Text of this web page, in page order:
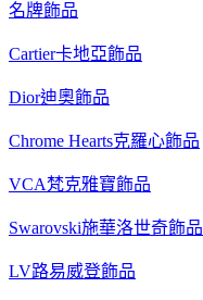
名牌飾品
Cartier卡地亞飾品
Dior迪奧飾品
Chrome Hearts克羅心飾品
VCA梵克雅寶飾品
Swarovski施華洛世奇飾品
LV路易威登飾品